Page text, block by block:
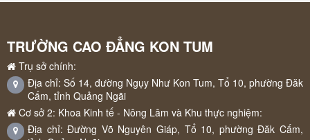
TRƯỜNG CAO ĐẲNG KON TUM
Trụ sở chính:
Địa chỉ: Số 14, đường Ngụy Như Kon Tum, Tổ 10, phường Đăk
Cấm, tỉnh Quảng Ngãi
Cơ sở 2: Khoa Kinh tế - Nông Lâm và Khu thực nghiệm:
Địa chỉ: Đường Võ Nguyên Giáp, Tổ 10, phường Đăk Cấm,